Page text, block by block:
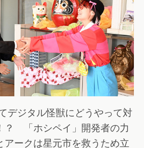
デジタル怪獣にどうやって対
？ 「ホシペイ」開発者の力
アークは星元市を救うため立